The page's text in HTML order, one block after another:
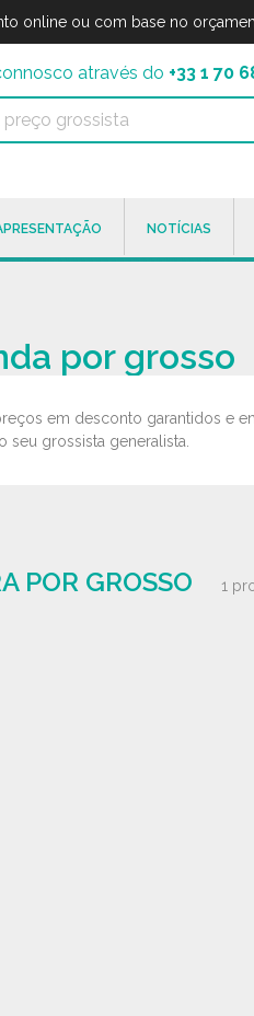
online ou com base no
através do +33 1 70
NOTÍCIAS
por grosso
em desconto garantidos e
grossista generalista.
POR GROSSO 1